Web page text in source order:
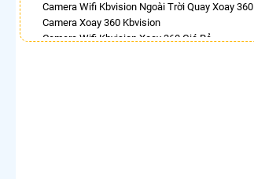
Camera Wifi Kbvision Ngoài Trời Quay Xoay 360
Camera Xoay 360 Kbvision
Camera Wifi Kbvision Xoay 360 Giá Rẻ